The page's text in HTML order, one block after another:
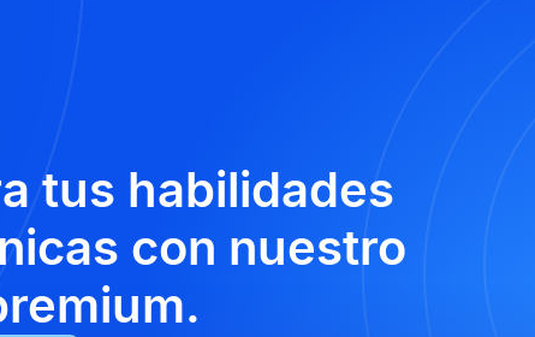
tus habilidades
con nuestro